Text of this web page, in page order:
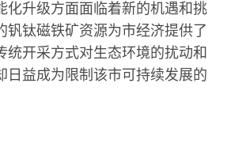
化升级方面面临着新的机遇和挑
钒钛磁铁矿资源为市经济提供了
统开采方式对生态环境的扰动和
日益成为限制该市可持续发展的